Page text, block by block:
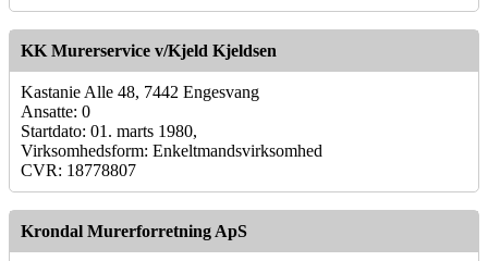
KK Murerservice v/Kjeld Kjeldsen
Kastanie Alle 48, 7442 Engesvang
Ansatte: 0
Startdato: 01. marts 1980,
Virksomhedsform: Enkeltmandsvirksomhed
CVR: 18778807
Krondal Murerforretning ApS